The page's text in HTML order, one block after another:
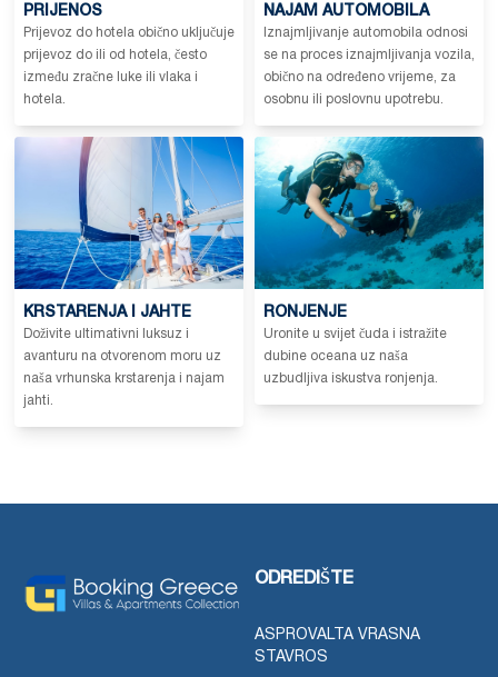
PRIJENOS
Prijevoz do hotela obično uključuje
prijevoz do ili od hotela, često
između zračne luke ili vlaka i
hotela.
NAJAM AUTOMOBILA
Iznajmljivanje automobila odnosi
se na proces iznajmljivanja vozila,
obično na određeno vrijeme, za
osobnu ili poslovnu upotrebu.
KRSTARENJA I JAHTE
Doživite ultimativni luksuz i
avanturu na otvorenom moru uz
naša vrhunska krstarenja i najam
jahti.
RONJENJE
Uronite u svijet čuda i istražite
dubine oceana uz naša
uzbudljiva iskustva ronjenja.
ODREDIŠTE
ASPROVALTA VRASNA
STAVROS